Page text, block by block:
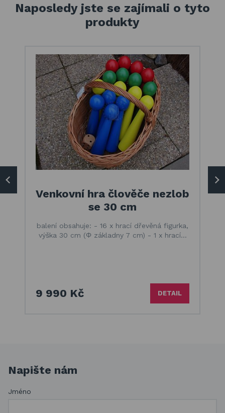
Naposledy jste se zajímali o tyto
produkty
Venkovní hra člověče nezlob
se 30 cm
balení obsahuje: - 16 x hrací dřevěná figurka,
výška 30 cm (Φ základny 7 cm) - 1 x hrací…
9 990 Kč DETAIL
Napište nám
Jméno